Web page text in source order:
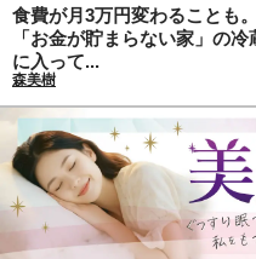
食費が月3万円変わることも。
「お金が貯まらない家」の冷
に入って...
森美樹